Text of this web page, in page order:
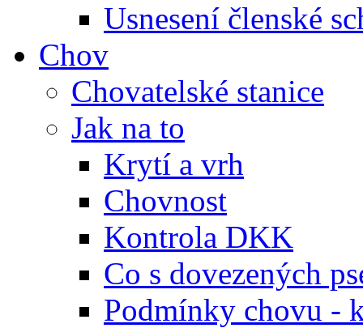
Usnesení členské
Chov
Chovatelské stanice
Jak na to
Krytí a vrh
Chovnost
Kontrola DKK
Co s dovezených
Podmínky chovu -